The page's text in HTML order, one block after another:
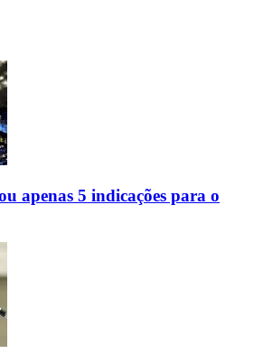
apenas 5 indicações para o